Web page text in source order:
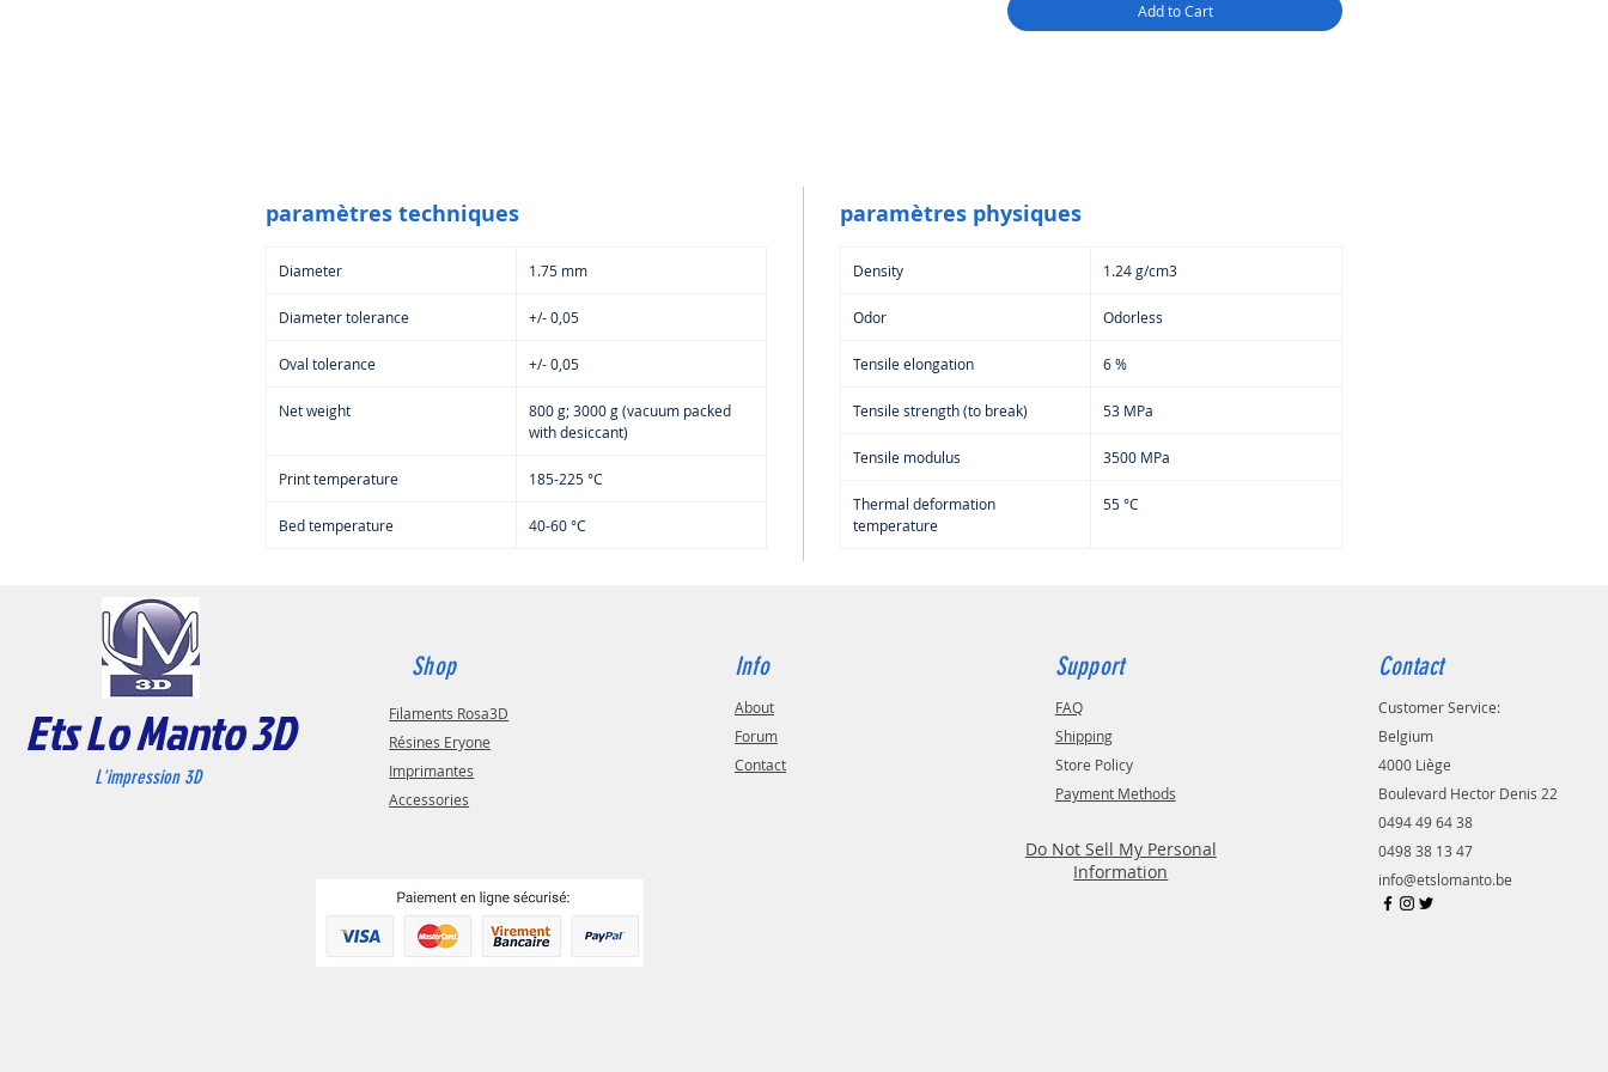
des parois plus larges.
Aéromodélisme et pièces volantes
faible poids
primordiale
recherchentinnovation, légèreté et
Add to Cart
paramètres techniques
Diameter 1.75 mm
Diameter tolerance +/- 0,05
Oval tolerance +/- 0,05
Net weight
800 g; 3000 g (vacuum packed
with desiccant)
Print temperature 185-225 °C
Bed temperature 40-60 °C
paramètres physiques
Density 1.24 g/cm3
Odor Odorless
Tensile elongation 6 %
Tensile strength (to break) 53 MPa
Tensile modulus 3500 MPa
Thermal deformation
temperature
55 °C
Ets Lo Manto 3D
L'impression 3D
Shop
Filaments Rosa3D
Résines Eryone
Imprimantes
Accessories
Info
About
Forum
Contact
Support
FAQ
Shipping
Store Policy
Payment Methods
Do Not Sell My Personal
Information
Contact
Customer Service:
Belgium
4000 Liège
Boulevard Hector Denis 22
0494 49 64 38
0498 38 13 47
info@etslomanto.be